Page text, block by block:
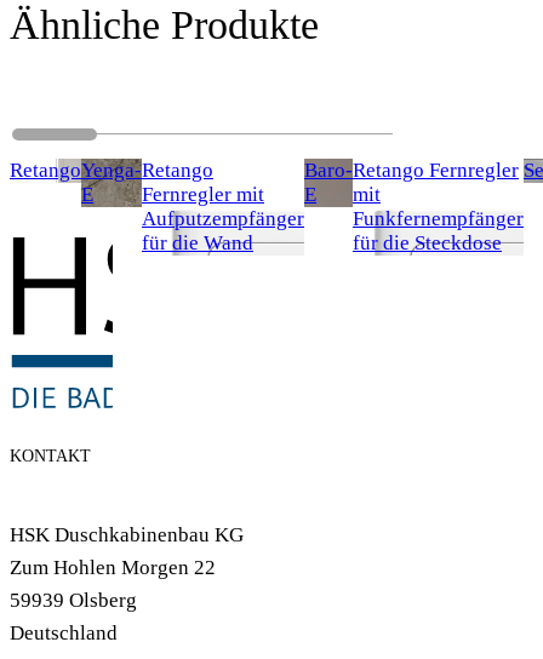
Ähnliche Produkte
RetangoYenga-
E
Retango
Fernregler mit
Aufputzempfänger
für die Wand
Baro-
E
Retango Fernregler
mit
Funkfernempfänger
für die Steckdose
KONTAKT
HSK Duschkabinenbau KG
Zum Hohlen Morgen 22
59939 Olsberg
Deutschland